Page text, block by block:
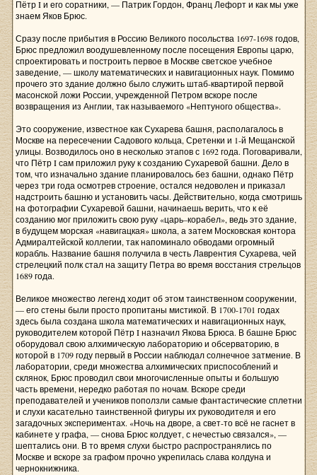
Пётр I и его соратники, — Патрик Гордон, Франц Лефорт и как мы уже
знаем Яков Брюс.
Сразу после прибытия в Россию Великого посольства 1697-1698 годов,
Брюс предложил воодушевленному после посещения Европы царю,
спроектировать и построить первое в Москве светское учебное
заведение, — школу математических и навигационных наук. Помимо
прочего это здание должно было служить штаб-квартирой первой
масонской ложи России, учрежденной Петром вскоре после
возвращения из Англии, так называемого «Нептуного общества».
Это сооружение, известное как Сухарева башня, располагалось в
Москве на пересечении Садового кольца, Сретенки и 1-й Мещанской
улицы. Возводилось оно в несколько этапов с 1692 года. Поговаривали,
что Пётр I сам приложил руку к созданию Сухаревой башни. Дело в
том, что изначально здание планировалось без башни, однако Пётр
через три года осмотрев строение, остался недоволен и приказал
надстроить башню и установить часы. Действительно, когда смотришь
на фотографии Сухаревой башни, начинаешь верить, что к её
созданию мог приложить свою руку «царь–корабел», ведь это здание,
в будущем морская «навигацкая» школа, а затем Московская контора
Адмиралтейской коллегии, так напоминало обводами огромный
корабль. Название башня получила в честь Лаврентия Сухарева, чей
стрелецкий полк стал на защиту Петра во время восстания стрельцов
1689 года.
Великое множество легенд ходит об этом таинственном сооружении,
— его стены были просто пропитаны мистикой. В 1700-1701 годах
здесь была создана школа математических и навигационных наук,
руководителем которой Пётр I назначил Якова Брюса. В башне Брюс
оборудовал свою алхимическую лабораторию и обсерваторию, в
которой в 1709 году первый в России наблюдал солнечное затмение. В
лаборатории, среди множества алхимических приспособлений и
склянок, Брюс проводил свои многочисленные опыты и большую
часть времени, нередко работая по ночам. Вскоре среди
преподавателей и учеников поползли самые фантастические сплетни
и слухи касательно таинственной фигуры их руководителя и его
загадочных экспериментах. «Ночь на дворе, а свет-то всё не гаснет в
кабинете у графа, — снова Брюс колдует, с нечестью связался», —
шептались они. В то время слухи быстро распространялись по
Москве и вскоре за графом прочно укрепилась слава колдуна и
чернокнижника.